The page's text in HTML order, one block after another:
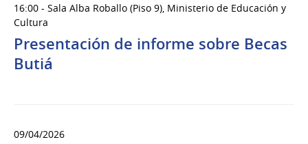
de
Jun
del
2026
16:00 - Sala Alba Roballo (Piso 9), Ministerio de Educación y
Cultura
Presentación de informe sobre Becas
Butiá
09/04/2026